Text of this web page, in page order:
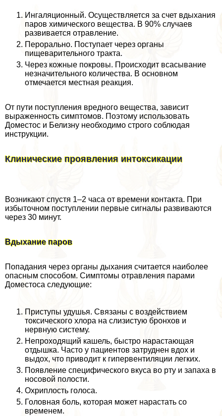
Ингаляционный. Осуществляется за счет вдыхания
паров химического вещества. В 90% случаев
развивается отравление.
Перopaльно. Поступает через органы
пищеварительного тpaкта.
Через кожные покровы. Происходит всасывание
незначительного количества. В основном
отмечается местная реакция.
От пути поступления вредного вещества, зависит
выраженность симптомов. Поэтому использовать
Доместос и Белизну необходимо строго соблюдая
инструкции.
Клинические проявления интоксикации
Возникают спустя 1–2 часа от времени контакта. При
избыточном поступлении первые сигналы развиваются
через 30 минут.
Вдыхание паров
Попадания через органы дыхания считается наиболее
опасным способом. Симптомы отравления парами
Доместоса следующие:
Приступы удушья. Связаны с воздействием
токсического хлора на слизистую бронхов и
нервную систему.
Непроходящий кашель, быстро нарастающая
отдышка. Часто у пациентов затруднен вдох и
выдох, что приводит к гипервентиляции легких.
Появление специфического вкуса во рту и запаха в
носовой полости.
Охриплость голоса.
Головная боль, которая может нарастать со
временем.